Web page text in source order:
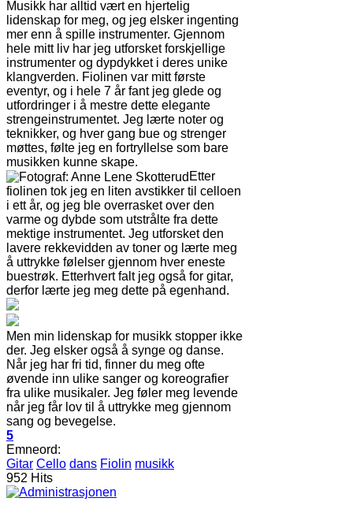
Musikk har alltid vært en hjertelig
lidenskap for meg, og jeg elsker ingenting
mer enn å spille instrumenter. Gjennom
hele mitt liv har jeg utforsket forskjellige
instrumenter og dypdykket i deres unike
klangverden. Fiolinen var mitt første
eventyr, og i hele 7 år fant jeg glede og
utfordringer i å mestre dette elegante
strengeinstrumentet. Jeg lærte noter og
teknikker, og hver gang bue og strenger
møttes, følte jeg en fortryllelse som bare
musikken kunne skape.
Etter
fiolinen tok jeg en liten avstikker til celloen
i ett år, og jeg ble overrasket over den
varme og dybde som utstrålte fra dette
mektige instrumentet. Jeg utforsket den
lavere rekkevidden av toner og lærte meg
å uttrykke følelser gjennom hver eneste
buestrøk. Etterhvert falt jeg også for gitar,
derfor lærte jeg meg dette på egenhand.
Men min lidenskap for musikk stopper ikke
der. Jeg elsker også å synge og danse.
Når jeg har fri tid, finner du meg ofte
øvende inn ulike sanger og koreografier
fra ulike musikaler. Jeg føler meg levende
når jeg får lov til å uttrykke meg gjennom
sang og bevegelse.
5
Emneord:
Gitar Cello dans Fiolin musikk
952 Hits